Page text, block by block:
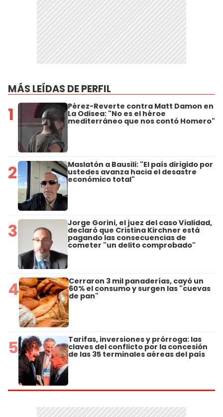
MÁS LEÍDAS DE PERFIL
1 Pérez-Reverte contra Matt Damon en
La Odisea: "No es el héroe
mediterráneo que nos contó Homero"
2 Maslatón a Bausili: "El país dirigido por
ustedes avanza hacia el desastre
económico total"
3 Jorge Gorini, el juez del caso Vialidad,
declaró que Cristina Kirchner está
pagando las consecuencias de
cometer "un delito comprobado"
4 Cerraron 3 mil panaderías, cayó un
60% el consumo y surgen las "cuevas
de pan"
5 Tarifas, inversiones y prórroga: las
claves del conflicto por la concesión
de las 35 terminales aéreas del país